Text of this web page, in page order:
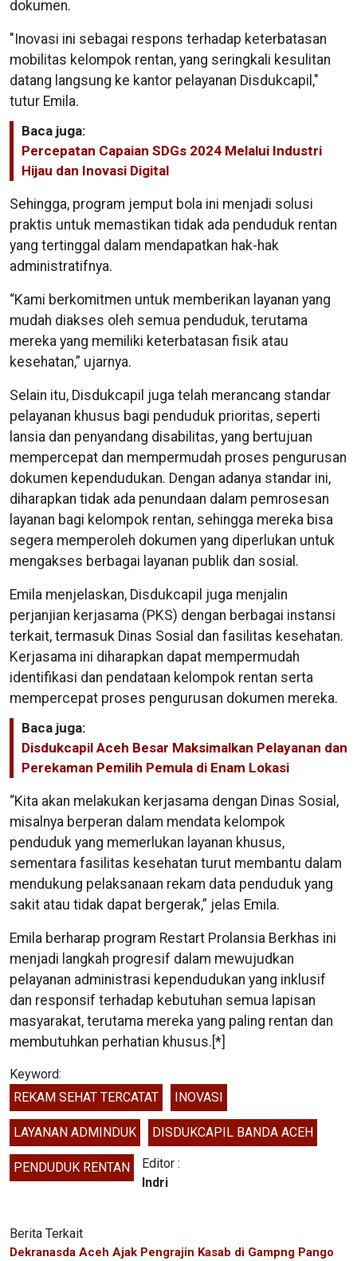
dokumen.
"Inovasi ini sebagai respons terhadap keterbatasan
mobilitas kelompok rentan, yang seringkali kesulitan
datang langsung ke kantor pelayanan Disdukcapil,"
tutur Emila.
Baca juga:
Percepatan Capaian SDGs 2024 Melalui Industri
Hijau dan Inovasi Digital
Sehingga, program jemput bola ini menjadi solusi
praktis untuk memastikan tidak ada penduduk rentan
yang tertinggal dalam mendapatkan hak-hak
administratifnya.
“Kami berkomitmen untuk memberikan layanan yang
mudah diakses oleh semua penduduk, terutama
mereka yang memiliki keterbatasan fisik atau
kesehatan,” ujarnya.
Selain itu, Disdukcapil juga telah merancang standar
pelayanan khusus bagi penduduk prioritas, seperti
lansia dan penyandang disabilitas, yang bertujuan
mempercepat dan mempermudah proses pengurusan
dokumen kependudukan. Dengan adanya standar ini,
diharapkan tidak ada penundaan dalam pemrosesan
layanan bagi kelompok rentan, sehingga mereka bisa
segera memperoleh dokumen yang diperlukan untuk
mengakses berbagai layanan publik dan sosial.
Emila menjelaskan, Disdukcapil juga menjalin
perjanjian kerjasama (PKS) dengan berbagai instansi
terkait, termasuk Dinas Sosial dan fasilitas kesehatan.
Kerjasama ini diharapkan dapat mempermudah
identifikasi dan pendataan kelompok rentan serta
mempercepat proses pengurusan dokumen mereka.
Baca juga:
Disdukcapil Aceh Besar Maksimalkan Pelayanan dan
Perekaman Pemilih Pemula di Enam Lokasi
“Kita akan melakukan kerjasama dengan Dinas Sosial,
misalnya berperan dalam mendata kelompok
penduduk yang memerlukan layanan khusus,
sementara fasilitas kesehatan turut membantu dalam
mendukung pelaksanaan rekam data penduduk yang
sakit atau tidak dapat bergerak,” jelas Emila.
Emila berharap program Restart Prolansia Berkhas ini
menjadi langkah progresif dalam mewujudkan
pelayanan administrasi kependudukan yang inklusif
dan responsif terhadap kebutuhan semua lapisan
masyarakat, terutama mereka yang paling rentan dan
membutuhkan perhatian khusus.[*]
Keyword:
REKAM SEHAT TERCATAT
INOVASI
LAYANAN ADMINDUK DISDUKCAPIL BANDA ACEH
PENDUDUK RENTAN
Editor :
Indri
Berita Terkait
Dekranasda Aceh Ajak Pengrajin Kasab di Gampng Pango